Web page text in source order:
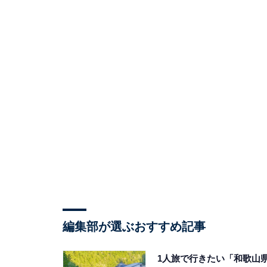
編集部が選ぶおすすめ記事
1人旅で行きたい「和歌山